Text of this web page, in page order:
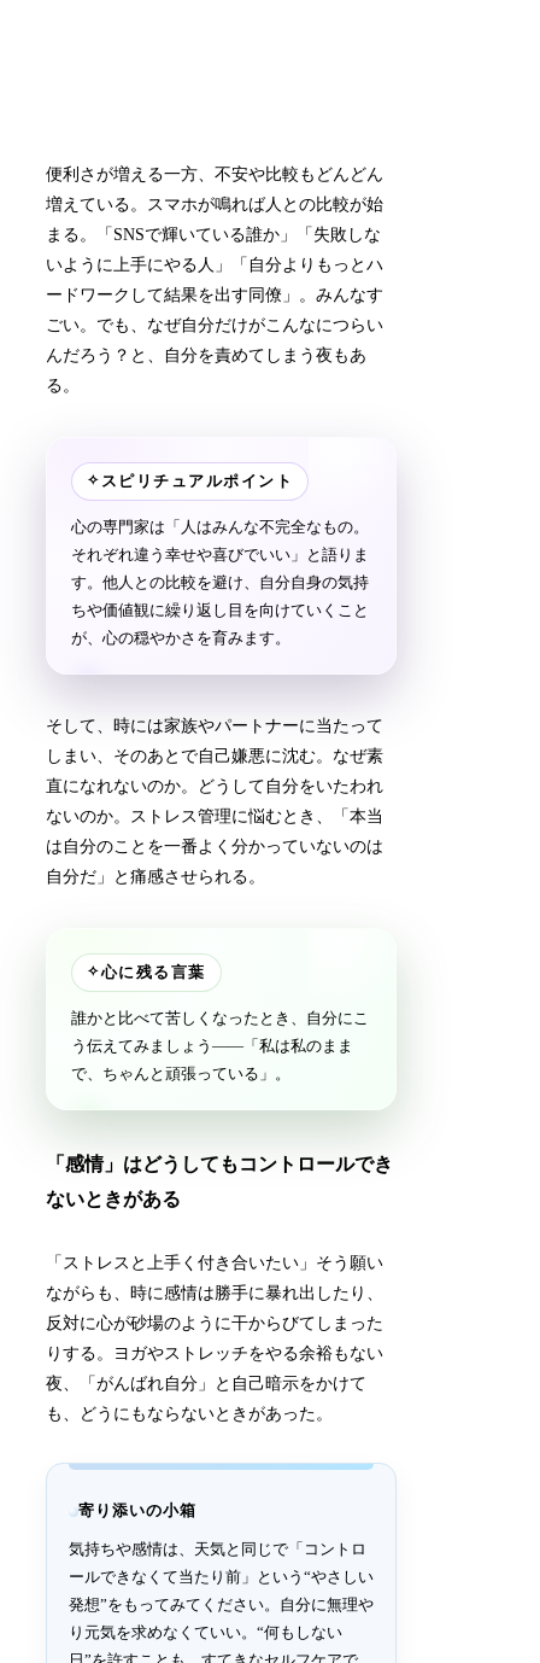
便利さが増える一方、不安や比較もどんどん
増えている。スマホが鳴れば人との比較が始
まる。「SNSで輝いている誰か」「失敗しな
いように上手にやる人」「自分よりもっとハ
ードワークして結果を出す同僚」。みんなす
ごい。でも、なぜ自分だけがこんなにつらい
んだろう？と、自分を責めてしまう夜もあ
る。
✧ スピリチュアルポイント
心の専門家は「人はみんな不完全なもの。
それぞれ違う幸せや喜びでいい」と語りま
す。他人との比較を避け、自分自身の気持
ちや価値観に繰り返し目を向けていくこと
が、心の穏やかさを育みます。
そして、時には家族やパートナーに当たって
しまい、そのあとで自己嫌悪に沈む。なぜ素
直になれないのか。どうして自分をいたわれ
ないのか。ストレス管理に悩むとき、「本当
は自分のことを一番よく分かっていないのは
自分だ」と痛感させられる。
✧心に残る言葉
誰かと比べて苦しくなったとき、自分にこ
う伝えてみましょう——「私は私のまま
で、ちゃんと頑張っている」。
「感情」はどうしてもコントロールでき
ないときがある
「ストレスと上手く付き合いたい」そう願い
ながらも、時に感情は勝手に暴れ出したり、
反対に心が砂場のように干からびてしまった
りする。ヨガやストレッチをやる余裕もない
夜、「がんばれ自分」と自己暗示をかけて
も、どうにもならないときがあった。
寄り添いの小箱
気持ちや感情は、天気と同じで「コントロ
ールできなくて当たり前」という“やさしい
発想”をもってみてください。自分に無理や
り元気を求めなくていい。“何もしない